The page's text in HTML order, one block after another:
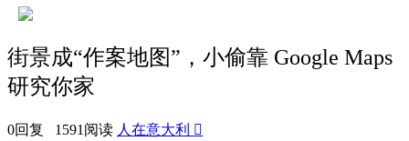
街景成“作案地图”，小偷靠 Google Maps
研究你家
0回复 1591阅读 人在意大利 